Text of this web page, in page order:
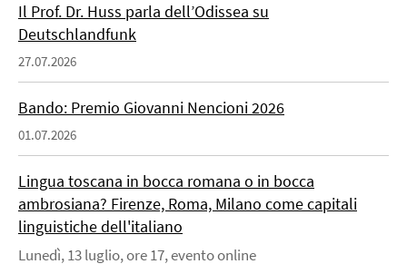
Il Prof. Dr. Huss parla dell’Odissea su
Deutschlandfunk
27.07.2026
Bando: Premio Giovanni Nencioni 2026
01.07.2026
Lingua toscana in bocca romana o in bocca
ambrosiana? Firenze, Roma, Milano come capitali
linguistiche dell'italiano
Lunedì, 13 luglio, ore 17, evento online